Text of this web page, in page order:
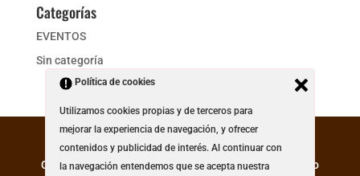
Categorías
EVENTOS
Sin categoría
Creado y Diseñado por GTMultimedia. * Los precios no
Política de cookies
Utilizamos cookies propias y de terceros para
mejorar la experiencia de navegación, y ofrecer
contenidos y publicidad de interés. Al continuar con
la navegación entendemos que se acepta nuestra